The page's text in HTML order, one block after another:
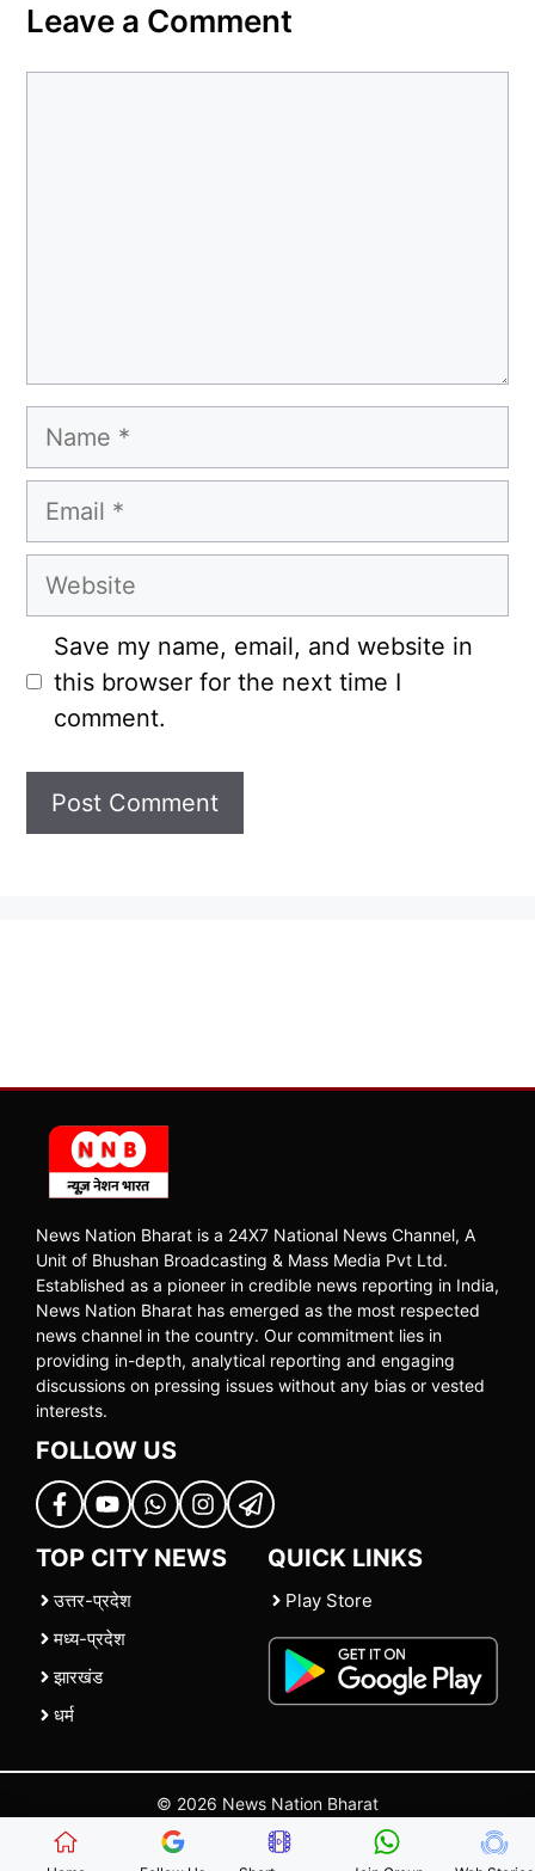
Leave a Comment
Name
Email
Website
Save my name, email, and website in
this browser for the next time I
comment.
News Nation Bharat is a 24X7 National News Channel, A
Unit of Bhushan Broadcasting & Mass Media Pvt Ltd.
Established as a pioneer in credible news reporting in India,
News Nation Bharat has emerged as the most respected
news channel in the country. Our commitment lies in
providing in-depth, analytical reporting and engaging
discussions on pressing issues without any bias or vested
interests.
FOLLOW US
TOP CITY NEWS
उत्तर-प्रदेश
मध्य-प्रदेश
झारखंड
धर्म
QUICK LINKS
Play Store
© 2026 News Nation Bharat
| |Contact Us |Policies Terms and Conditions